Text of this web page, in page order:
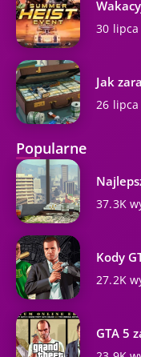
30 lipca
Jak
26 lipca
Popularne
37.3K
Kody
27.2K
GTA 5